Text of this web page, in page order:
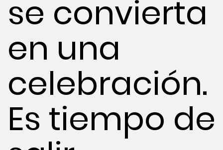
se convierta
en una
celebración.
Es tiempo de